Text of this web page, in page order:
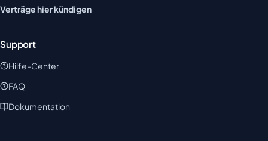
Verträge hier kündigen
Support
Hilfe-Center
FAQ
Dokumentation